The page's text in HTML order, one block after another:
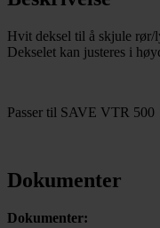
Hvit deksel til å skjule rør/
Dekselet kan justeres i
Passer til SAVE VTR 500
Dokumenter
Dokumenter: